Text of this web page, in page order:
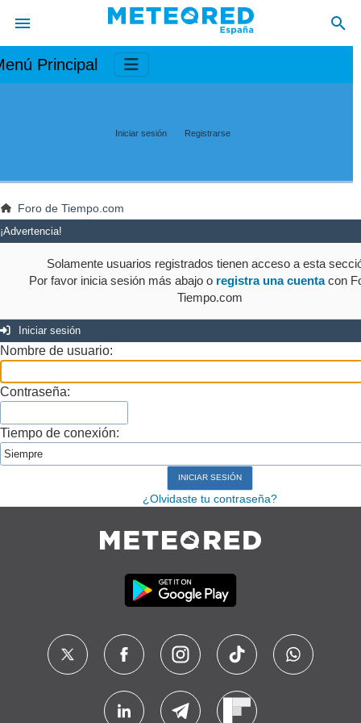
Principal
Iniciar sesión Registrarse
Foro de Tiempo.com
¡Advertencia!
Solamente usuarios registrados tienen acceso a esta
Por favor inicia sesión más abajo o registra una cuentacon
Tiempo.com
Iniciar sesión
Nombre de usuario:
Contraseña:
Tiempo de conexión:
¿Olvidaste tu contraseña?